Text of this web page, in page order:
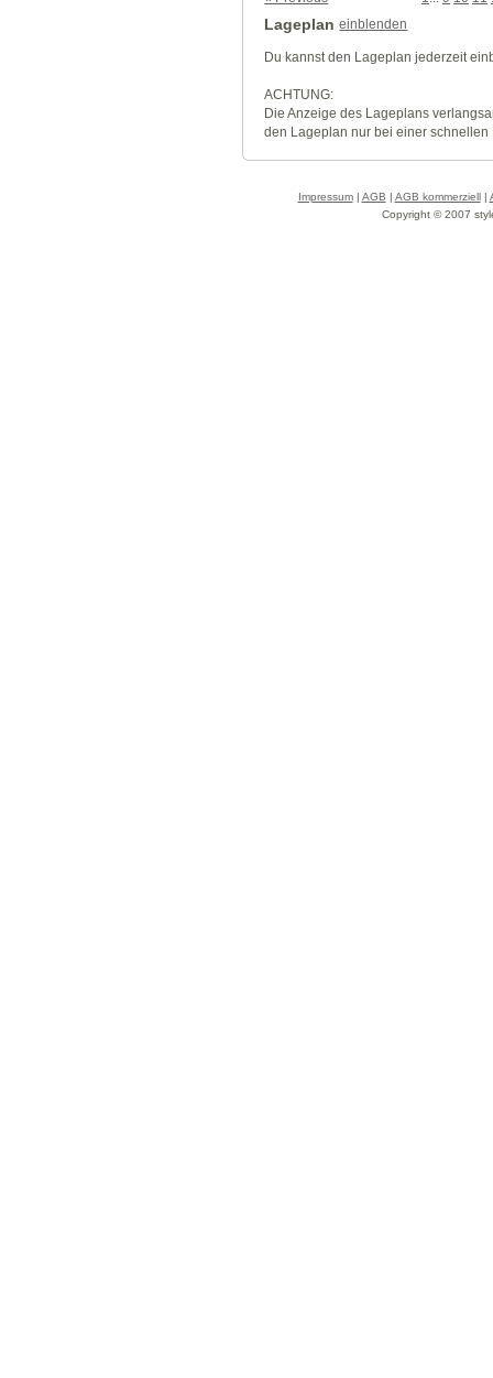
Lageplan einblenden
Du kannst den Lageplan jederzeit
ACHTUNG:
Die Anzeige des Lageplans
den Lageplan nur bei einer
Impressum| AGB | AGB kommerziell|
Copyright © 2007